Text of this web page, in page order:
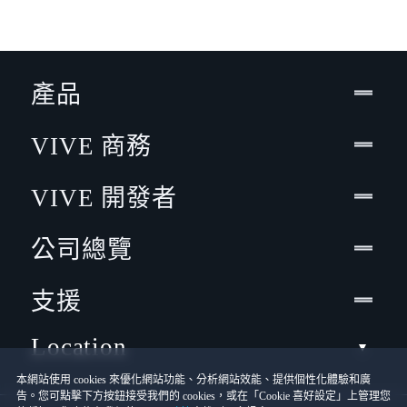
本網站使用 cookies 來優化網站功能、分析網站效能、提供個性化體驗和廣
告。您可點擊下方按鈕接受我們的 cookies，或在「Cookie 喜好設定」上管理您
產品
VIVE 商務
VIVE 開發者
公司總覽
支援
Location